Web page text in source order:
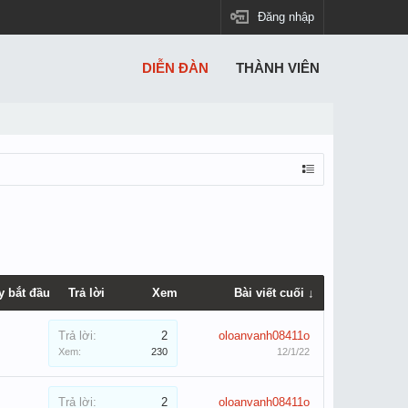
Đăng nhập
bắt đầu Trả lời Xem Bài viết cuối ↓
Trả lời: 2
Xem: 230
oloanvanh08411o
12/1/22
Trả lời: 2 oloanvanh08411o
DIỄN ĐÀN THÀNH VIÊN